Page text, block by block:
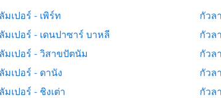
มเปอร์ - เพิร์ท
กัวล
มเปอร์ - เดนปาซาร์ บาหลี
กัวล
มเปอร์ - วิสาขปัตนัม
กัวล
มเปอร์ - ดานัง
กัวล
มเปอร์ - ชิงเต่า กัวล